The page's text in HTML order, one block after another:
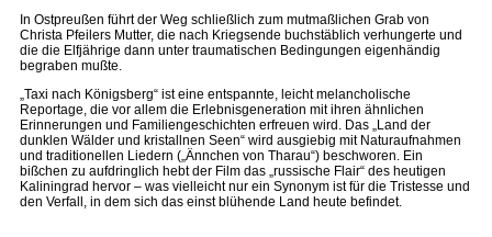
In Ostpreußen führt der Weg schließlich zum mutmaßlichen Grab von
Christa Pfeilers Mutter, die nach Kriegsende buchstäblich verhungerte und
die die Elfjährige dann unter traumatischen Bedingungen eigenhändig
begraben mußte.
„Taxi nach Königsberg“ ist eine entspannte, leicht melancholische
Reportage, die vor allem die Erlebnisgeneration mit ihren ähnlichen
Erinnerungen und Familiengeschichten erfreuen wird. Das „Land der
dunklen Wälder und kristallnen Seen“ wird ausgiebig mit Naturaufnahmen
und traditionellen Liedern („Ännchen von Tharau“) beschworen. Ein
bißchen zu aufdringlich hebt der Film das „russische Flair“ des heutigen
Kaliningrad hervor – was vielleicht nur ein Synonym ist für die Tristesse und
den Verfall, in dem sich das einst blühende Land heute befindet.